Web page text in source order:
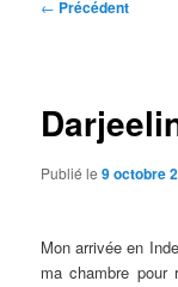
← Précédent
Publié le9 octobre
Mon arrivée en
ma chambre